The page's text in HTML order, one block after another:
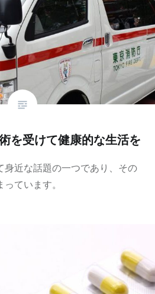
を受けて健康的な生活を
身近な話題の一つであり、その
ています。